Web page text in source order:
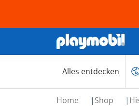
Alles entdecken
Home Shop